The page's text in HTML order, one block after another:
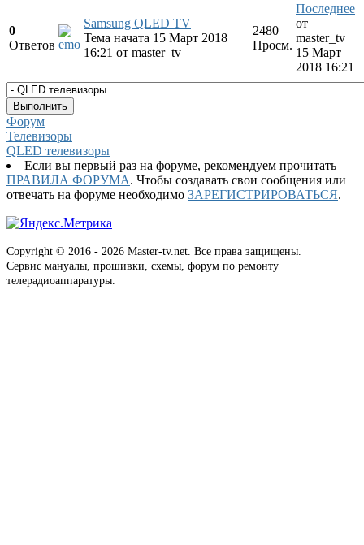
0
Ответов
Samsung QLED TV
Тема начата 15 Март 2018
16:21 от master_tv
2480
Просм.
Последнее
от
master_tv
15 Март
2018 16:21
Форум
Телевизоры
QLED телевизоры
Если вы первый раз на форуме, рекомендуем прочитать
ПРАВИЛА ФОРУМА. Чтобы создавать свои сообщения или
отвечать на форуме необходимо ЗАРЕГИСТРИРОВАТЬСЯ.
Copyright © 2016 - 2026 Master-tv.net. Все права защищены.
Сервис мануалы, прошивки, схемы, форум по ремонту
телерадиоаппаратуры.